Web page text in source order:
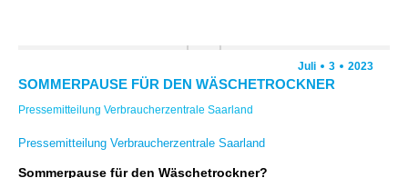
Juli 3 2023
SOMMERPAUSE FÜR DEN WÄSCHETROCKNER
Pressemitteilung Verbraucherzentrale Saarland
Pressemitteilung Verbraucherzentrale Saarland
Sommerpause für den Wäschetrockner?